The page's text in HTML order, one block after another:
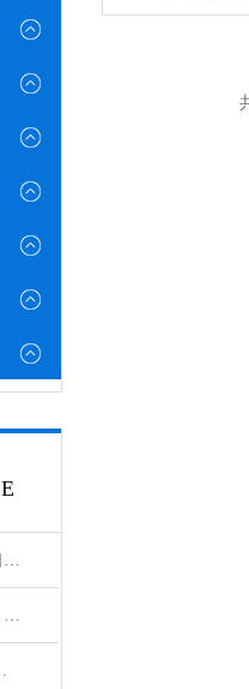
2026年莱恩德旋转粘度计 进口国产对标选型指南
2026年莱恩德果蔬呼吸测定仪 检测效率较传统方式提8倍
度要算清